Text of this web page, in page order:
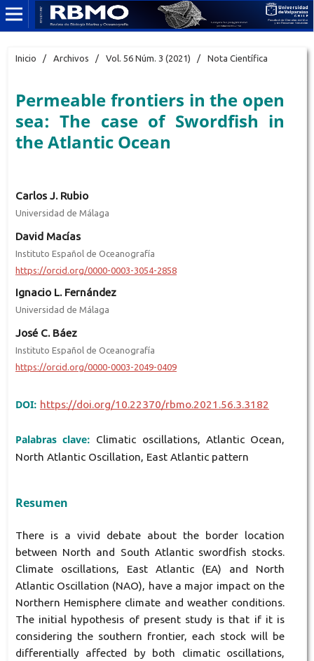
Inicio / Archivos / Vol. 56 Núm. 3 (2021) / Nota Científica
Permeable frontiers in the open
sea: The case of Swordfish in
the Atlantic Ocean
Carlos J. Rubio
Universidad de Málaga
David Macías
Instituto Español de Oceanografía
https://orcid.org/0000-0003-3054-2858
Ignacio L. Fernández
Universidad de Málaga
José C. Báez
Instituto Español de Oceanografía
https://orcid.org/0000-0003-2049-0409
DOI: https://doi.org/10.22370/rbmo.2021.56.3.3182
Palabras clave: Climatic oscillations, Atlantic Ocean,
North Atlantic Oscillation, East Atlantic pattern
Resumen
There is a vivid debate about the border location
between North and South Atlantic swordfish stocks.
Climate oscillations, East Atlantic (EA) and North
Atlantic Oscillation (NAO), have a major impact on the
Northern Hemisphere climate and weather conditions.
The initial hypothesis of present study is that if it is
considering the southern frontier, each stock will be
differentially affected by both climatic oscillations,